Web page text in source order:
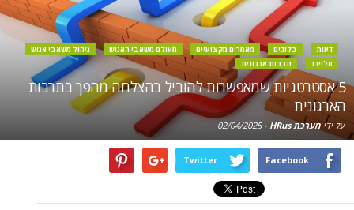
דעות בלוגים מאמרים מקצועיים מעולם משאבי האנוש
ניהול משאבי אנוש
סליידר
תרבות ארגונית
5 אסטרטגיות שמאפשרות להוביל בהצלחה מהפך בתרבות
הארגונית
על ידי מערכת HRus -
02/04/2025
Facebook
Twitter